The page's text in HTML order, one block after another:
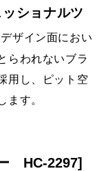
ズカード
募集
ショナルツ
ザイン面におい
らわれないブラ
用し、ピット空
ます。
HC-2297]